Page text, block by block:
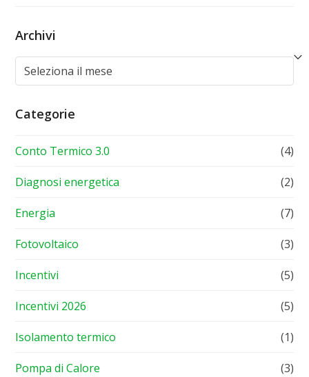
Archivi
Archivi
Categorie
Conto Termico 3.0 (4)
Diagnosi energetica (2)
Energia (7)
Fotovoltaico (3)
Incentivi (5)
Incentivi 2026 (5)
Isolamento termico (1)
Pompa di Calore (3)